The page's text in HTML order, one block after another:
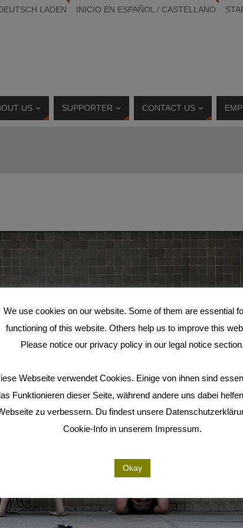
LADEN INICIO EN ESPAÑOL / CASTELLANO
US SUPPORTER CONTACT US
We use cookies on our website. Some of them are essential
functioning of this website. Others help us to improve this
Please notice our privacy policy in our legal notice section.
Webseite verwendet Cookies. Einige von ihnen sind
Funktionieren dieser Seite, während andere uns dabei
zu verbessern. Du findest unsere
Cookie-Info in unserem Impressum.
Okay